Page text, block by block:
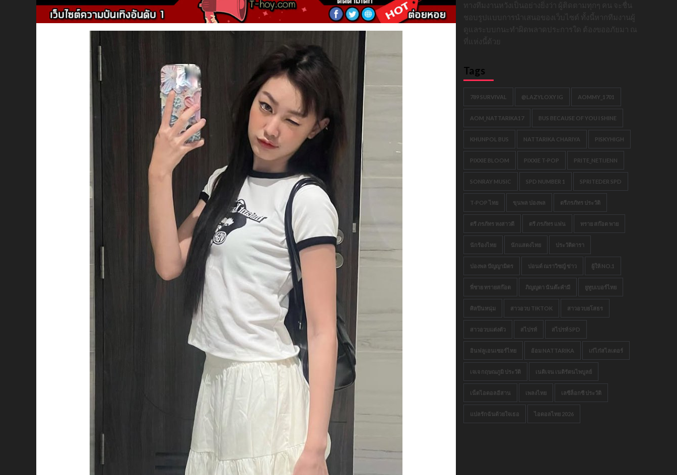
ทางทีมงานหวังเป็นอย่างยิ่งว่า ผู้ติดตามทุกๆ คน จะชื่น
ชอบรูปแบบการนำเสนอของเว็บไซต์ ทั้งนี้หากทีมงานผู้
ดูแลระบบกนะทำผิดพลาดประการใด ต้องขออภัยมา ณ
ที่แห่งนี้ด้วย
Tags
789 SURVIVAL @LAZYLOXY IG AOMMY_1701
AOM_NATTARIKA17 BUS BECAUSE OF YOU I SHINE
KHUNPOL BUS NATTARIKA CHARIYA PISKYHIGH
PIXXIE BLOOM PIXXIE T-POP PRITE_NETIJENN
SONRAY MUSIC SPD NUMBER 1 SPRITEDER SPD
T-POP ไทย ขุนพล ปองพล ตรีภรภัทร ประวัติ
ตรี ภรภัทร หงสาวดี ตรี ภรภัทร แฟน ทราย สก๊อต พาย
นักร้องไทย นักแสดงไทย ประวัติดารา
ปองพล ปัญญามิตร ปอนด์ ณราวิชญ์ ข่าว ผู้ให้ NO.1
พี่ชาย ทรายสก๊อต ภิญญดา นันต๊ะคำมี ยูทูบเบอร์ไทย
ศิลปินหนุ่ม สาวอวบ TIKTOK สาวอวบยโสธร
สาวอวบแต่งตัว สไปรท์ สไปรท์ SPD
อินฟลูเอนเซอร์ไทย อ้อม NATTARIKA เก๋ไก๋สไลเดอร์
เจเจ กฤษณภูมิ ประวัติ เนติเจน เนติรัตนไพบูลย์
เน็ตไอดอลอีสาน เพลงไทย เลซีล็อกซี ประวัติ
แปลรักฉันด้วยใจเธอ ไอดอลไทย 2026